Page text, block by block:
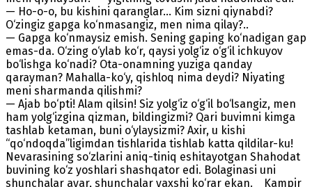
— Ho-o-o, bu kishini qaranglar... Kim sizni qiynabdi?
O‘zingiz gapga ko‘nmasangiz, men nima qilay?..
— Gapga ko‘nmaysiz emish. Sening gaping ko‘nadigan gap
emas-da. O‘zing o‘ylab ko‘r, qaysi yolg‘iz o‘g‘il ichkuyov
bo‘lishga ko‘nadi? Ota-onamning yuziga qanday
qarayman? Mahalla-ko‘y, qishloq nima deydi? Niyating
meni sharmanda qilishmi?
— Ajab bo‘pti! Alam qilsin! Siz yolg‘iz o‘g‘il bo‘lsangiz, men
ham yolg‘izgina qizman, bildingizmi? Qari buvimni kimga
tashlab ketaman, buni o‘ylaysizmi? Axir, u kishi
“qo‘ndoqda”ligimdan tishlarida tishlab katta qildilar-ku!
Nevarasining so‘zlarini aniq-tiniq eshitayotgan Shahodat
buvining ko‘z yoshlari shashqator edi. Bolaginasi uni
shunchalar ayar, shunchalar yaxshi ko‘rar ekan. Kampir